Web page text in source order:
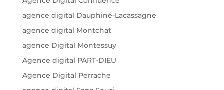
agence digital Dauphiné-Lacassagne
agence digital Montchat
agence Digital Montessuy
Agence digital PART-DIEU
Agence Digital Perrache